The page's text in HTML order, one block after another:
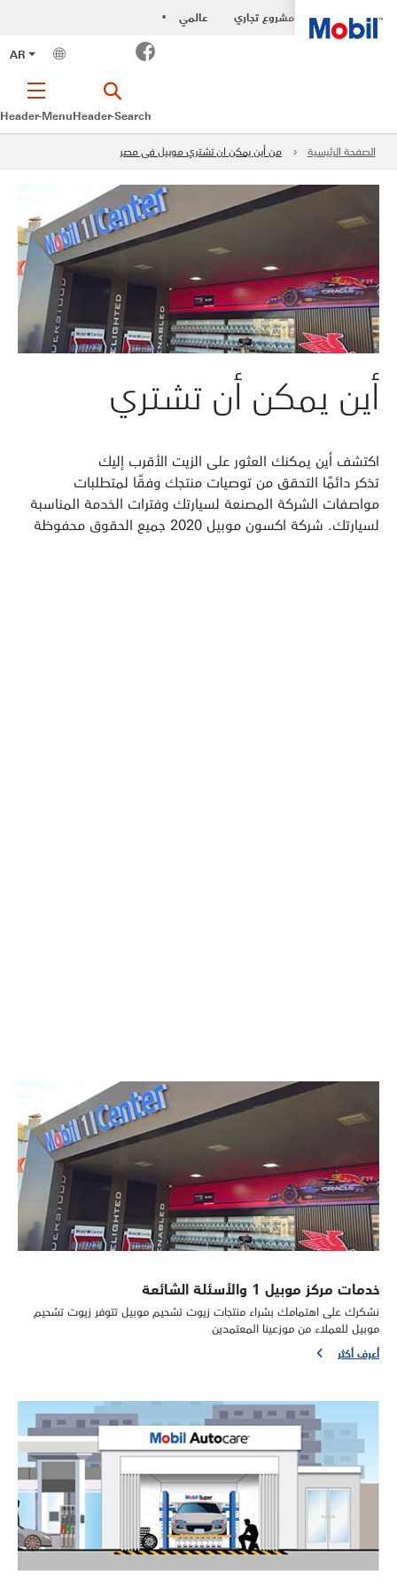
مشروع تجاري •
عالمي
AR
Facebook
Header-MenuHeader-Search
الصفحة الرئيسية
من أين يمكن ان تشتري موبيل فى مصر
أين يمكن أن تشتري
اكتشف أين يمكنك العثور على الزيت الأقرب إليك
تذكر دائمًا التحقق من توصيات منتجك وفقًا لمتطلبات
مواصفات الشركة المصنعة لسيارتك وفترات الخدمة المناسبة
لسيارتك. شركة اكسون موبيل 2020 جميع الحقوق محفوظة
خدمات مركز موبيل 1 والأسئلة الشائعة
نشكرك على اهتمامك بشراء منتجات زيوت تشحيم موبيل تتوفر زيوت تشحيم
موبيل للعملاء من موزعينا المعتمدين
أعرف أكثر